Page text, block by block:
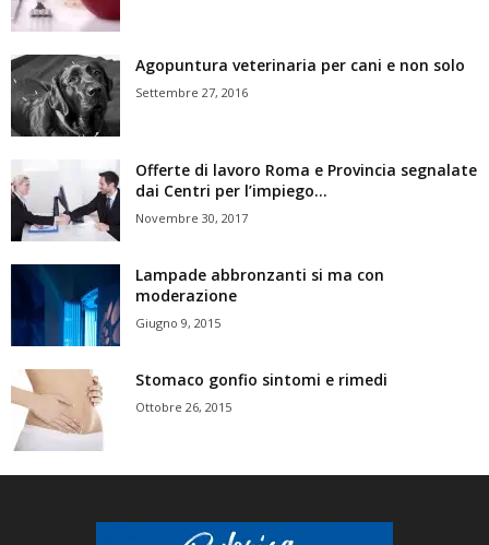
Agopuntura veterinaria per cani e non solo
Settembre 27, 2016
Offerte di lavoro Roma e Provincia segnalate
dai Centri per l’impiego...
Novembre 30, 2017
Lampade abbronzanti si ma con
moderazione
Giugno 9, 2015
Stomaco gonfio sintomi e rimedi
Ottobre 26, 2015